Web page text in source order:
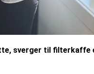
sverger til filterkaffe